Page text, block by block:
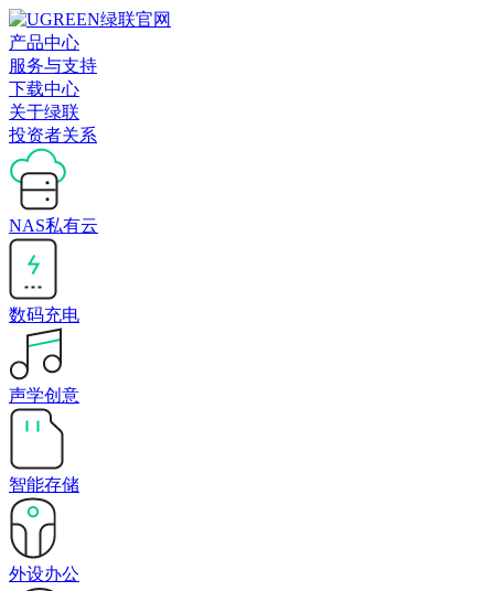
产品中心
服务与支持
下载中心
关于绿联
投资者关系
NAS私有云
数码充电
声学创意
智能存储
外设办公